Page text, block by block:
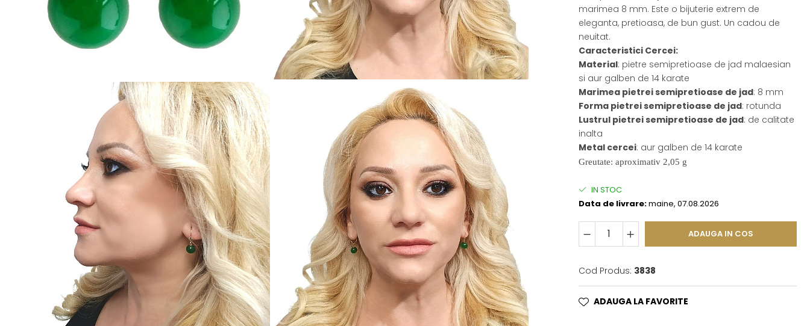
Seturi Perle cu Argint
Brățări cu Perle
Pandantive cu Perle
marimea 8 mm. Este o bijuterie extrem de
eleganta, pretioasa, de bun gust. Un cadou de
neuitat.
Caracteristici Cercei:
Material: pietre semipretioase de jad malaesian
si aur galben de 14 karate
Marimea pietrei semipretioase de jad: 8 mm
Forma pietrei semipretioase de jad: rotunda
Lustrul pietrei semipretioase de jad: de calitate
inalta
Metal cercei: aur galben de 14 karate
Greutate: aproximativ 2,05 g
IN STOC
Data de livrare:maine, 07.08.2026
ADAUGA IN COS
Cod Produs: 3838
ADAUGA LA FAVORITE